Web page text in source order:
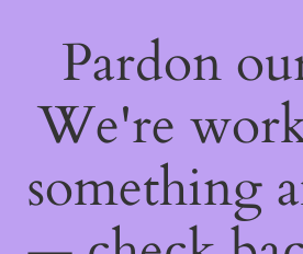
Pardon
We're
something